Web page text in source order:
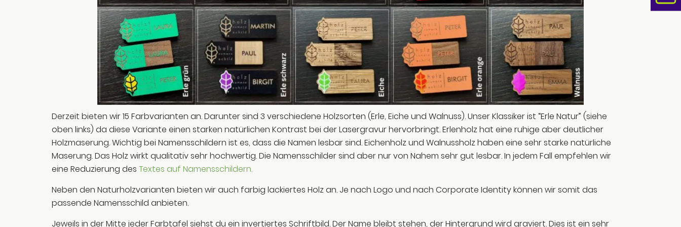
Derzeit bieten wir 15 Farbvarianten an. Darunter sind 3 verschiedene Holzsorten (Erle, Eiche und Walnuss). Unser Klassiker ist “Erle Natur” (siehe
oben links) da diese Variante einen starken natürlichen Kontrast bei der Lasergravur hervorbringt. Erlenholz hat eine ruhige aber deutlicher
Holzmaserung. Wichtig bei Namensschildern ist es, dass die Namen lesbar sind. Eichenholz und Walnussholz haben eine sehr starke natürliche
Maserung. Das Holz wirkt qualitativ sehr hochwertig. Die Namensschilder sind aber nur von Nahem sehr gut lesbar. In jedem Fall empfehlen wir
eine Reduzierung des Textes auf Namensschildern.
Neben den Naturholzvarianten bieten wir auch farbig lackiertes Holz an. Je nach Logo und nach Corporate Identity können wir somit das
passende Namensschild anbieten.
Jeweils in der Mitte jeder Farbtafel siehst du ein invertiertes Schriftbild. Der Name bleibt stehen, der Hintergrund wird graviert. Dies ist ein sehr